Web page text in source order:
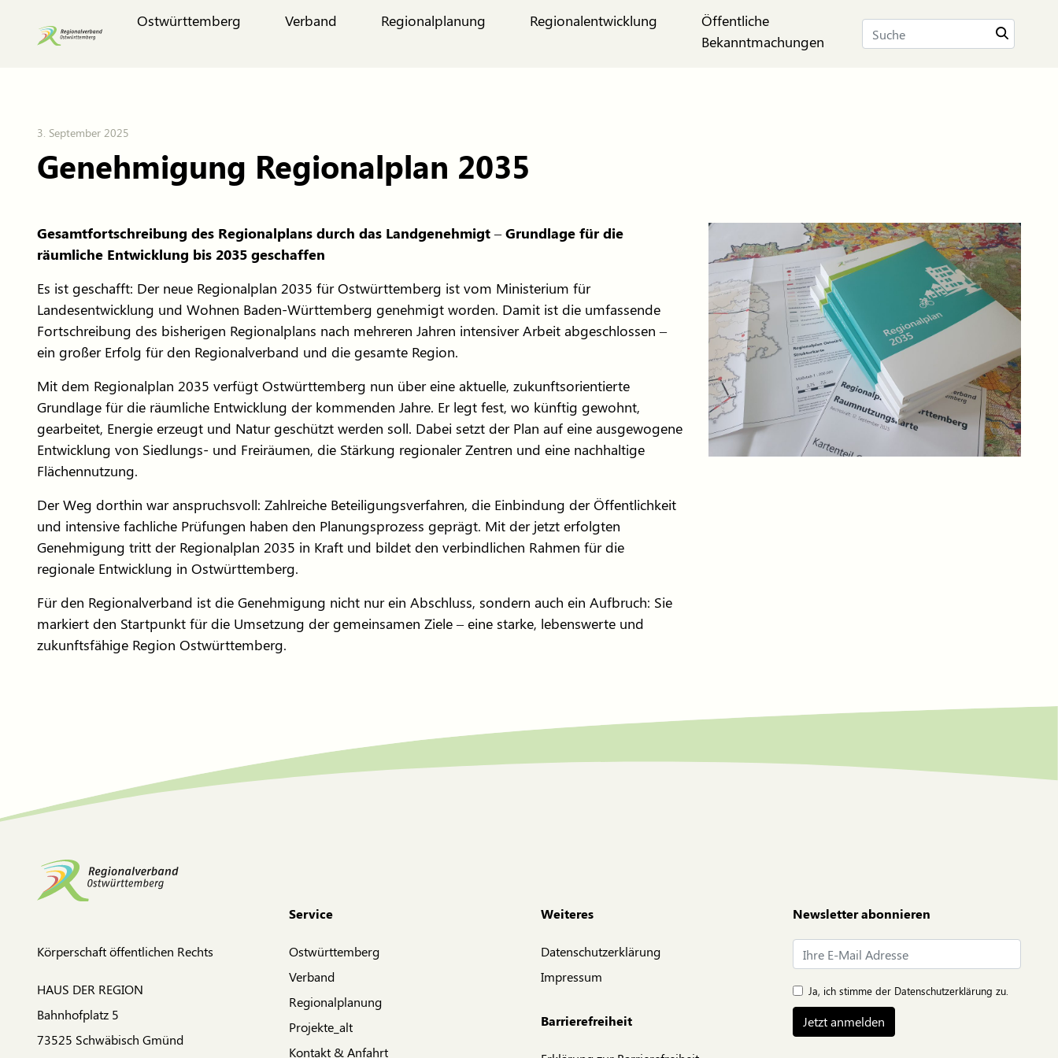
Ostwürttemberg Verband Regionalplanung Regionalentwicklung
Öffentliche
Bekanntmachungen
Suche
3. September 2025
Genehmigung Regionalplan 2035
Gesamtfortschreibung des Regionalplans durch das Landgenehmigt – Grundlage für die
räumliche Entwicklung bis 2035 geschaffen
Es ist geschafft: Der neue Regionalplan 2035 für Ostwürttemberg ist vom Ministerium für
Landesentwicklung und Wohnen Baden-Württemberg genehmigt worden. Damit ist die umfassende
Fortschreibung des bisherigen Regionalplans nach mehreren Jahren intensiver Arbeit abgeschlossen –
ein großer Erfolg für den Regionalverband und die gesamte Region.
Mit dem Regionalplan 2035 verfügt Ostwürttemberg nun über eine aktuelle, zukunftsorientierte
Grundlage für die räumliche Entwicklung der kommenden Jahre. Er legt fest, wo künftig gewohnt,
gearbeitet, Energie erzeugt und Natur geschützt werden soll. Dabei setzt der Plan auf eine ausgewogene
Entwicklung von Siedlungs- und Freiräumen, die Stärkung regionaler Zentren und eine nachhaltige
Flächennutzung.
Der Weg dorthin war anspruchsvoll: Zahlreiche Beteiligungsverfahren, die Einbindung der Öffentlichkeit
und intensive fachliche Prüfungen haben den Planungsprozess geprägt. Mit der jetzt erfolgten
Genehmigung tritt der Regionalplan 2035 in Kraft und bildet den verbindlichen Rahmen für die
regionale Entwicklung in Ostwürttemberg.
Für den Regionalverband ist die Genehmigung nicht nur ein Abschluss, sondern auch ein Aufbruch: Sie
markiert den Startpunkt für die Umsetzung der gemeinsamen Ziele – eine starke, lebenswerte und
zukunftsfähige Region Ostwürttemberg.
Körperschaft öffentlichen Rechts
HAUS DER REGION
Bahnhofplatz 5
73525 Schwäbisch Gmünd
Service
Ostwürttemberg
Verband
Regionalplanung
Projekte_alt
Kontakt & Anfahrt
Weiteres
Datenschutzerklärung
Impressum
Barrierefreiheit
Newsletter abonnieren
E-Mail*
Ja, ich stimme der Datenschutzerklärung zu.
Jetzt anmelden